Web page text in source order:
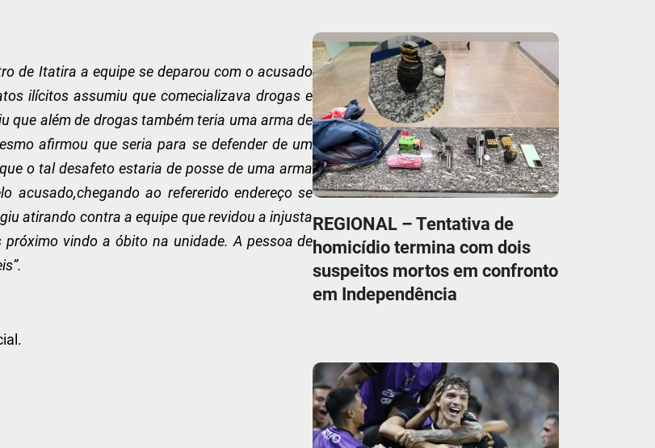
de Itatira a equipe se deparou com o acusado
ilícitos assumiu que comecializava drogas e
que além de drogas também teria uma arma de
afirmou que seria para se defender de um
o tal desafeto estaria de posse de uma arma
acusado,chegando ao refererido endereço se
atirando contra a equipe que revidou a injusta
vindo a óbito na unidade. A pessoa de
REGIONAL – Tentativa de
homicídio termina com dois
suspeitos mortos em confronto
em Independência